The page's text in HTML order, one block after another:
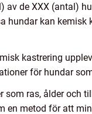
av de XXX (antal)
hundar kan kemisk
kastrering
för hundar
ras, ålder och
en metod för att